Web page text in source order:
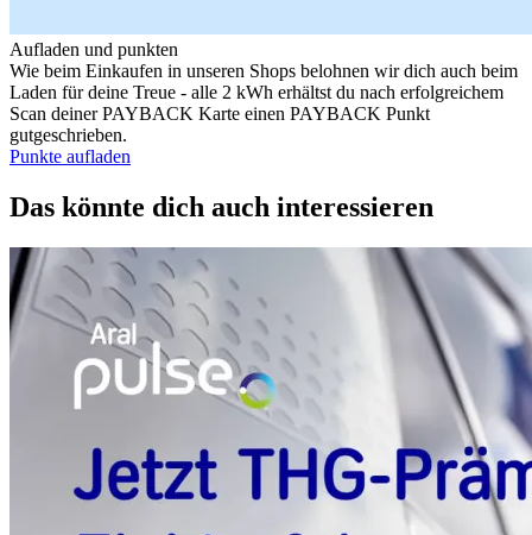
Aufladen und punkten
Wie beim Einkaufen in unseren Shops belohnen wir dich auch beim
Laden für deine Treue - alle 2 kWh erhältst du nach erfolgreichem
Scan deiner PAYBACK Karte einen PAYBACK Punkt
gutgeschrieben.
Punkte aufladen
Das könnte dich auch interessieren